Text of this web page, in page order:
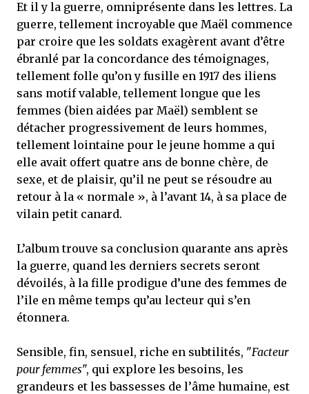
Et il y la guerre, omniprésente dans les lettres. La
guerre, tellement incroyable que Maël commence
par croire que les soldats exagèrent avant d’être
ébranlé par la concordance des témoignages,
tellement folle qu’on y fusille en 1917 des iliens
sans motif valable, tellement longue que les
femmes (bien aidées par Maël) semblent se
détacher progressivement de leurs hommes,
tellement lointaine pour le jeune homme a qui
elle avait offert quatre ans de bonne chère, de
sexe, et de plaisir, qu’il ne peut se résoudre au
retour à la « normale », à l’avant 14, à sa place de
vilain petit canard.
L’album trouve sa conclusion quarante ans après
la guerre, quand les derniers secrets seront
dévoilés, à la fille prodigue d’une des femmes de
l’ile en même temps qu’au lecteur qui s’en
étonnera.
Sensible, fin, sensuel, riche en subtilités, "Facteur
pour femmes", qui explore les besoins, les
grandeurs et les bassesses de l’âme humaine, est